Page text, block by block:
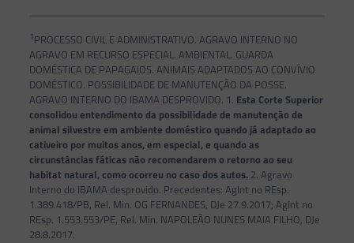
1PROCESSO CIVIL E ADMINISTRATIVO. AGRAVO INTERNO NO
AGRAVO EM RECURSO ESPECIAL. AMBIENTAL. GUARDA
DOMÉSTICA DE PAPAGAIOS. ANIMAIS ADAPTADOS AO CONVÍVIO
DOMÉSTICO. POSSIBILIDADE DE MANUTENÇÃO DA POSSE.
AGRAVO INTERNO DO IBAMA DESPROVIDO. 1. Esta Corte Superior
consolidou entendimento da possibilidade de manutenção de
animal silvestre em ambiente doméstico quando já adaptado ao
cativeiro por muitos anos, em especial, e quando as
circunstâncias fáticas não recomendarem o retorno ao seu
habitat natural, como ocorreu no caso dos autos.2. Agravo
Interno do IBAMA desprovido. Precedentes: AgInt no REsp.
1.389.418/PB, Rel. Min. OG FERNANDES, DJe 27.9.2017; AgInt no
REsp. 1.553.553/PE, Rel. Min. NAPOLEÃO NUNES MAIA FILHO, DJe
28.8.2017.